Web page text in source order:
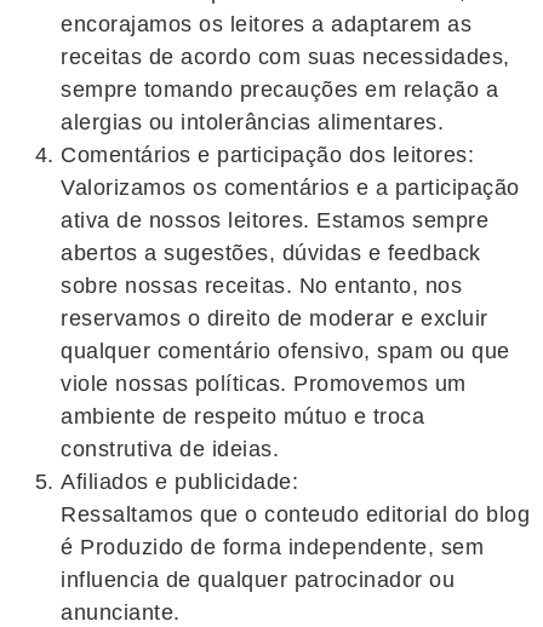
encorajamos os leitores a adaptarem as
receitas de acordo com suas necessidades,
sempre tomando precauções em relação a
alergias ou intolerâncias alimentares.
Comentários e participação dos leitores:
Valorizamos os comentários e a participação
ativa de nossos leitores. Estamos sempre
abertos a sugestões, dúvidas e feedback
sobre nossas receitas. No entanto, nos
reservamos o direito de moderar e excluir
qualquer comentário ofensivo, spam ou que
viole nossas políticas. Promovemos um
ambiente de respeito mútuo e troca
construtiva de ideias.
Afiliados e publicidade:
Ressaltamos que o conteudo editorial do blog
é Produzido de forma independente, sem
influencia de qualquer patrocinador ou
anunciante.